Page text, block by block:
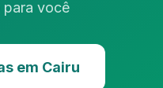
você
em Cairu